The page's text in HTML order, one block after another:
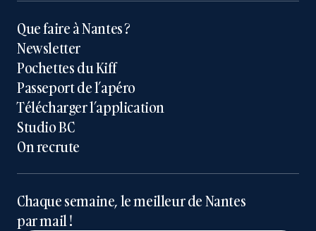
Que faire à Nantes ?
Newsletter
Pochettes du Kiff
Passeport de l’apéro
Télécharger l’application
Studio BC
On recrute
Chaque semaine, le meilleur de Nantes
par mail !